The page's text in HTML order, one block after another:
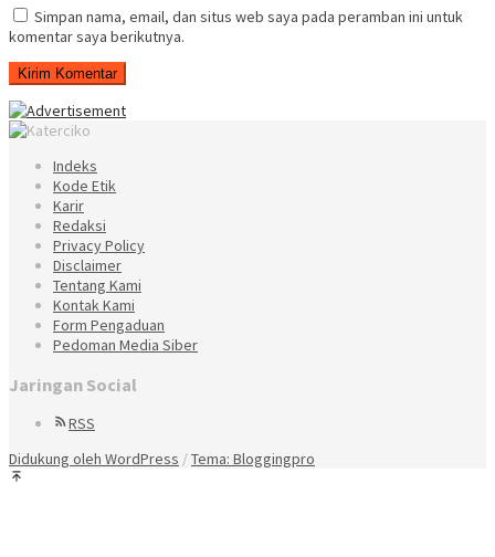
Simpan nama, email, dan situs web saya pada peramban ini untuk
komentar saya berikutnya.
Indeks
Kode Etik
Karir
Redaksi
Privacy Policy
Disclaimer
Tentang Kami
Kontak Kami
Form Pengaduan
Pedoman Media Siber
Jaringan Social
RSS
Didukung oleh WordPress /Tema: Bloggingpro